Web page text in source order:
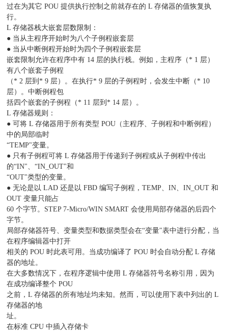
过在为其它 POU 提供执行控制之前就存在的 L 存储器的值恢复执
行。
L 存储器栈大嵌套层数限制：
● 当从主程序开始时为八个子例程嵌套层
● 当从中断例程开始时为四个子例程嵌套层
嵌套限制允许在程序中有 14 层的执行栈。例如，主程序（* 1 层）
有八个嵌套子例程
（* 2 层到* 9 层）。在执行* 9 层的子例程时，会发生中断（* 10
层）。中断例程包
括四个嵌套的子例程（* 11 层到* 14 层）。
L 存储器规则：
● 可将 L 存储器用于所有类型 POU（主程序、子例程和中断例程）
中的局部临时
“TEMP"变量。
● 只有子例程可将 L 存储器用于传递到子例程或从子例程中传出
的“IN"、“IN_OUT"和
“OUT"类型的变量。
● 无论是以 LAD 还是以 FBD 编写子例程，TEMP、IN、IN_OUT 和
OUT 变量只能占
60 个字节。STEP 7-Micro/WIN SMART 会使用局部存储器的后四个
字节。
局部存储器符号、变量类型和数据类型会在“变量"表中进行分配，当
在程序编辑器中打开
相关的 POU 时此表可用。当成功编译了 POU 时会自动分配 L 存储
器的地址。
在大多数情况下，在程序逻辑中使用 L 存储器符号名称引用，因为
在成功编译整个 POU
之前，L 存储器的所有地址均未知。然而，可以使用下表中列出的 L
存储器的地
址。
在标准 CPU 中插入存储卡